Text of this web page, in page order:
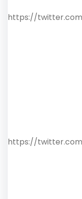
https://
https://twitter.com/